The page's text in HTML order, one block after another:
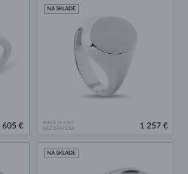
605 €
BIELE ZLATO
BEZ KAMEŇA
NA SKLADE
1 257 €
NA SKLADE